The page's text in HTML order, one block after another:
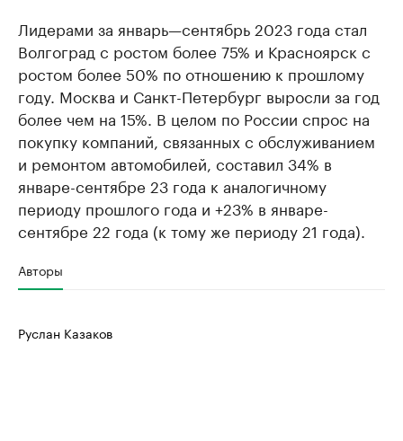
Лидерами за январь—сентябрь 2023 года стал
Волгоград с ростом более 75% и Красноярск с
ростом более 50% по отношению к прошлому
году. Москва и Санкт-Петербург выросли за год
более чем на 15%. В целом по России спрос на
покупку компаний, связанных с обслуживанием
и ремонтом автомобилей, составил 34% в
январе-сентябре 23 года к аналогичному
периоду прошлого года и +23% в январе-
сентябре 22 года (к тому же периоду 21 года).
Авторы
Руслан Казаков